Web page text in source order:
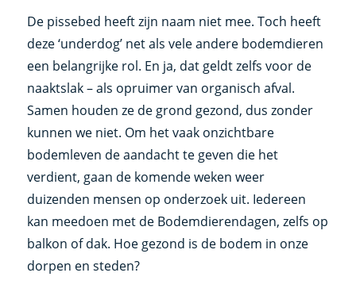
De pissebed heeft zijn naam niet mee. Toch heeft
deze ‘underdog’ net als vele andere bodemdieren
een belangrijke rol. En ja, dat geldt zelfs voor de
naaktslak – als opruimer van organisch afval.
Samen houden ze de grond gezond, dus zonder
kunnen we niet. Om het vaak onzichtbare
bodemleven de aandacht te geven die het
verdient, gaan de komende weken weer
duizenden mensen op onderzoek uit. Iedereen
kan meedoen met de Bodemdierendagen, zelfs op
balkon of dak. Hoe gezond is de bodem in onze
dorpen en steden?